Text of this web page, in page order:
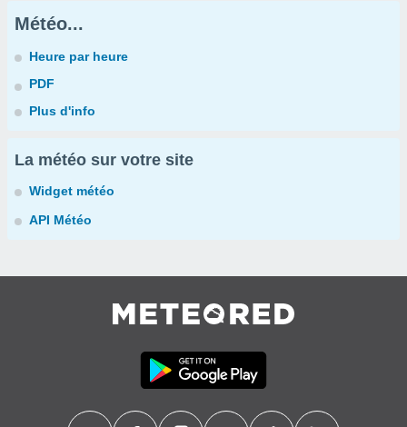
Météo...
Heure par heure
PDF
Plus d'info
La météo sur votre site
Widget météo
API Météo